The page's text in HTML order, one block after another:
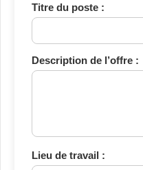
Titre du poste :
Description de l’offre :
Lieu de travail :